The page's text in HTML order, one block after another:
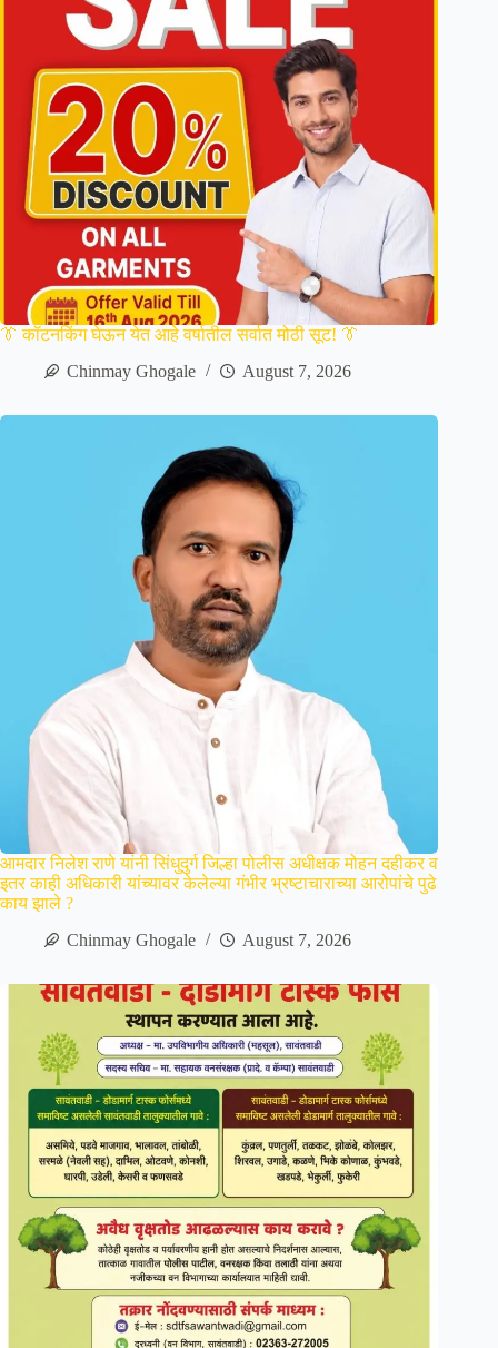
👔 कॉटनकिंग घेऊन येत आहे वर्षातील सर्वात मोठी सूट! 👔
Chinmay Ghogale
August 7, 2026
आमदार निलेश राणे यांनी सिंधुदुर्ग जिल्हा पोलीस अधीक्षक मोहन दहीकर व
इतर काही अधिकारी यांच्यावर केलेल्या गंभीर भ्रष्टाचाराच्या आरोपांचे पुढे
काय झाले ?
Chinmay Ghogale
August 7, 2026